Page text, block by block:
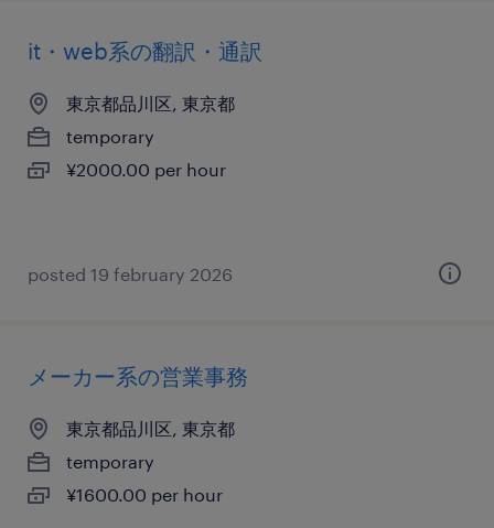
it・web系の翻訳・通訳
東京都品川区, 東京都
temporary
¥2000.00 per hour
posted 19 february 2026
メーカー系の営業事務
東京都品川区, 東京都
temporary
¥1600.00 per hour